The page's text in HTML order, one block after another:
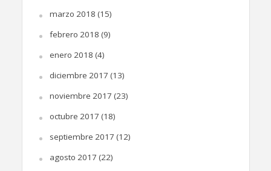
marzo 2018 (15)
febrero 2018 (9)
enero 2018 (4)
diciembre 2017 (13)
noviembre 2017 (23)
octubre 2017 (18)
septiembre 2017 (12)
agosto 2017 (22)